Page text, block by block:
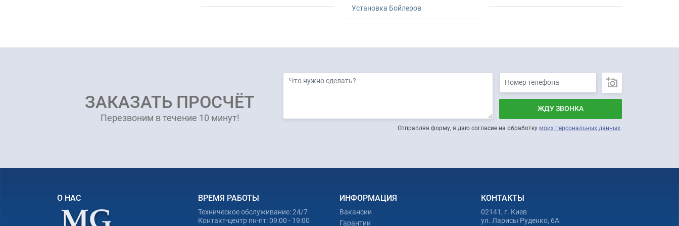
Установка Бойлеров
ЗАКАЗАТЬ ПРОСЧЁТ
Перезвоним в течение 10 минут!
ЖДУ ЗВОНКА
Отправляя форму, я даю согласие на обработку моих персональных данных.
О НАС ВРЕМЯ РАБОТЫ
Техническое обслуживание: 24/7
Контакт-центр пн-пт: 09:00 - 19:00
ИНФОРМАЦИЯ
Вакансии
Гарантии
КОНТАКТЫ
02141, г. Киев
ул. Ларисы Руденко, 6А